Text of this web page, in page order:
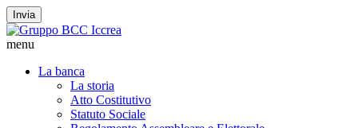
Invia
menu
La banca
La storia
Atto Costitutivo
Statuto Sociale